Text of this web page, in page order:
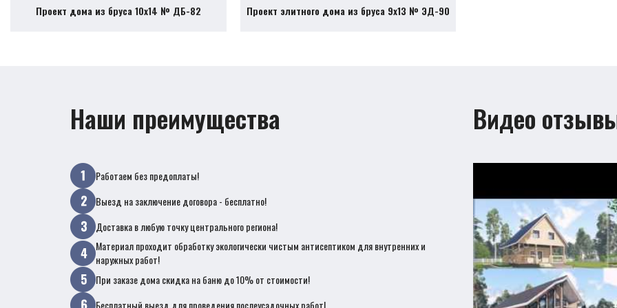
Проект дома из бруса 10х14 № ДБ-82 Проект элитного дома из бруса 9х13 № ЭД-90
Наши преимущества
Работаем без предоплаты!
Выезд на заключение договора - бесплатно!
Доставка в любую точку центрального региона!
Материал проходит обработку экологически чистым антисептиком для внутренних и
наружных работ!
При заказе дома скидка на баню до 10% от стоимости!
Бесплатный выезд для проведения послеусадочных работ!
Видео